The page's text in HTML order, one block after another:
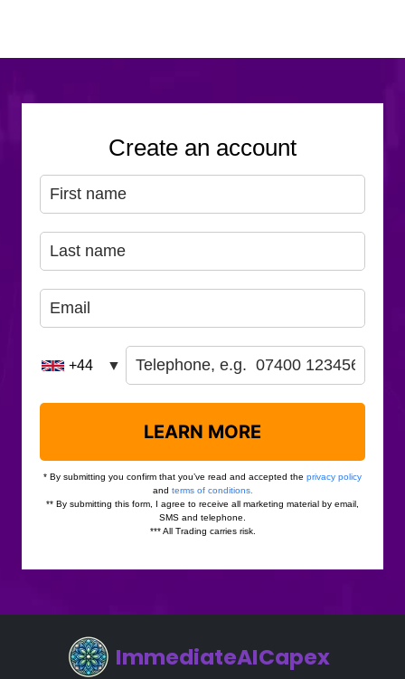
ImmediateAICapex